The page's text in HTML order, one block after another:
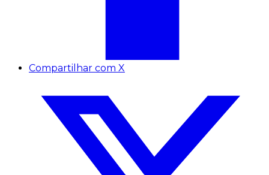
Compartilhar com X